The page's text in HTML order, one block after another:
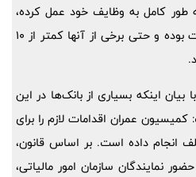
طور کامل به وظایف خود عمل کرده،
اما عملکرد سایر بانک‌ها متفاوت بوده و حتی برخی از آنها کمتر از 10
اینکه بسیاری از بانک‌ها در این
عمران اقدامات لازم را برای
انجام داده است. بر اساس قانون،
نمایندگان سازمان امور مالیاتی،